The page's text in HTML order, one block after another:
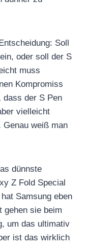
Soll
oder soll der S
muss
Kompromiss
dass der S Pen
vielleicht
Genau weiß man
dünnste
Z Fold Special
Samsung eben
gehen sie beim
um das ultimativ
ist das wirklich